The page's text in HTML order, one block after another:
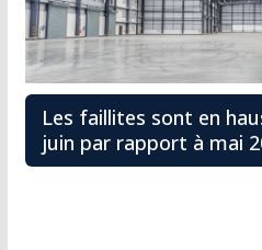
Les faillites sont en
juin par rapport à mai